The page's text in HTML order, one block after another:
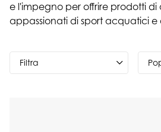
e l'impegno per offrire prodotti
appassionati di sport acquatici e
Filtra